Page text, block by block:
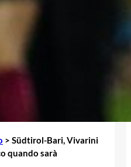
> Südtirol-Bari, Vivarini
quando sarà